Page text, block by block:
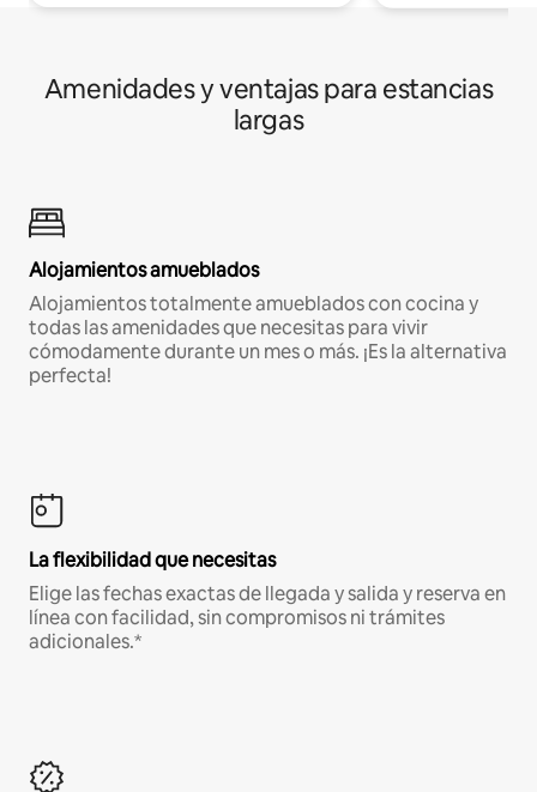
Amenidades y ventajas para estancias
largas
Alojamientos amueblados
Alojamientos totalmente amueblados con cocina y
todas las amenidades que necesitas para vivir
cómodamente durante un mes o más. ¡Es la alternativa
perfecta!
La flexibilidad que necesitas
Elige las fechas exactas de llegada y salida y reserva en
línea con facilidad, sin compromisos ni trámites
adicionales.*